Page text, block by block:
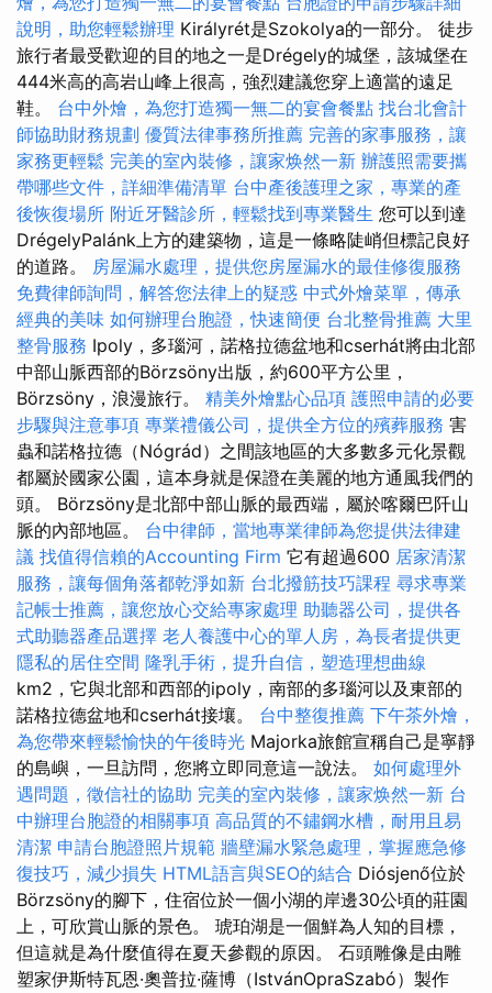
說明，助您輕鬆辦理 Királyrét是Szokolya的一部分。 徒步
旅行者最受歡迎的目的地之一是Drégely的城堡，該城堡在
444米高的高岩山峰上很高，強烈建議您穿上適當的遠足
鞋。 台中外燴，為您打造獨一無二的宴會餐點 找台北會計
師協助財務規劃 優質法律事務所推薦 完善的家事服務，讓
家務更輕鬆 完美的室內裝修，讓家焕然一新 辦護照需要攜
帶哪些文件，詳細準備清單 台中產後護理之家，專業的產
後恢復場所 附近牙醫診所，輕鬆找到專業醫生 您可以到達
DrégelyPalánk上方的建築物，這是一條略陡峭但標記良好
的道路。 房屋漏水處理，提供您房屋漏水的最佳修復服務
免費律師詢問，解答您法律上的疑惑 中式外燴菜單，傳承
經典的美味 如何辦理台胞證，快速簡便 台北整骨推薦 大里
整骨服務 Ipoly，多瑙河，諾格拉德盆地和cserhát將由北部
中部山脈西部的Börzsöny出版，約600平方公里，
Börzsöny，浪漫旅行。 精美外燴點心品項 護照申請的必要
步驟與注意事項 專業禮儀公司，提供全方位的殯葬服務 害
蟲和諾格拉德（Nógrád）之間該地區的大多數多元化景觀
都屬於國家公園，這本身就是保證在美麗的地方通風我們的
頭。 Börzsöny是北部中部山脈的最西端，屬於喀爾巴阡山
脈的內部地區。 台中律師，當地專業律師為您提供法律建
議 找值得信賴的Accounting Firm 它有超過600 居家清潔
服務，讓每個角落都乾淨如新 台北撥筋技巧課程 尋求專業
記帳士推薦，讓您放心交給專家處理 助聽器公司，提供各
式助聽器產品選擇 老人養護中心的單人房，為長者提供更
隱私的居住空間 隆乳手術，提升自信，塑造理想曲線
km2，它與北部和西部的ipoly，南部的多瑙河以及東部的
諾格拉德盆地和cserhát接壤。 台中整復推薦 下午茶外燴，
為您帶來輕鬆愉快的午後時光 Majorka旅館宣稱自己是寧靜
的島嶼，一旦訪問，您將立即同意這一說法。 如何處理外
遇問題，徵信社的協助 完美的室內裝修，讓家焕然一新 台
中辦理台胞證的相關事項 高品質的不鏽鋼水槽，耐用且易
清潔 申請台胞證照片規範 牆壁漏水緊急處理，掌握應急修
復技巧，減少損失 HTML語言與SEO的結合 Diósjenő位於
Börzsöny的腳下，住宿位於一個小湖的岸邊30公頃的莊園
上，可欣賞山脈的景色。 琥珀湖是一個鮮為人知的目標，
但這就是為什麼值得在夏天參觀的原因。 石頭雕像是由雕
塑家伊斯特瓦恩·奧普拉·薩博（IstvánOpraSzabó）製作